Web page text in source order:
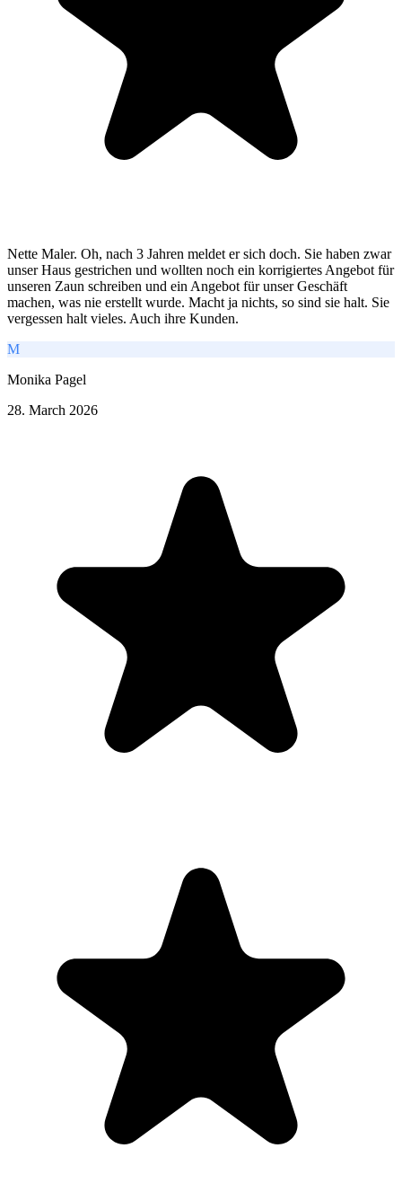
Nette Maler. Oh, nach 3 Jahren meldet er sich doch. Sie haben zwar
unser Haus gestrichen und wollten noch ein korrigiertes Angebot für
unseren Zaun schreiben und ein Angebot für unser Geschäft
machen, was nie erstellt wurde. Macht ja nichts, so sind sie halt. Sie
vergessen halt vieles. Auch ihre Kunden.
M
Monika Pagel
28. March 2026